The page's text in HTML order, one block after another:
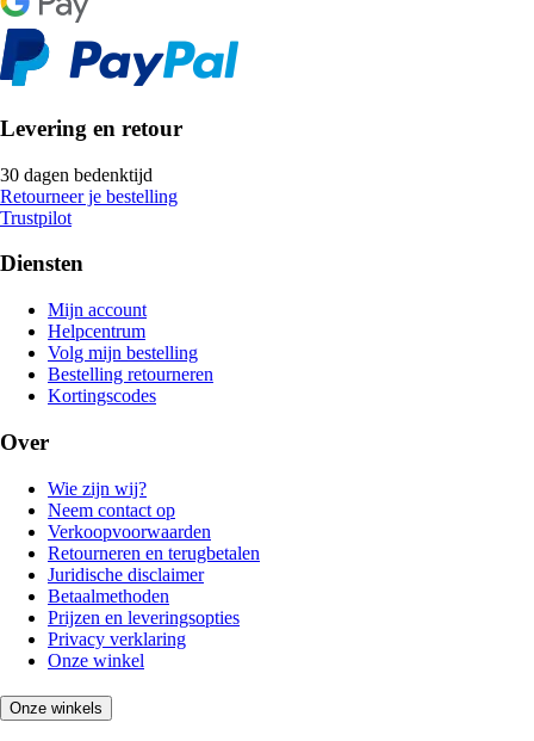
Levering en retour
30 dagen bedenktijd
Retourneer je bestelling
Trustpilot
Diensten
Mijn account
Helpcentrum
Volg mijn bestelling
Bestelling retourneren
Kortingscodes
Over
Wie zijn wij?
Neem contact op
Verkoopvoorwaarden
Retourneren en terugbetalen
Juridische disclaimer
Betaalmethoden
Prijzen en leveringsopties
Privacy verklaring
Onze winkel
Onze winkels